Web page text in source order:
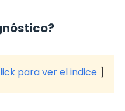
para ver el indice